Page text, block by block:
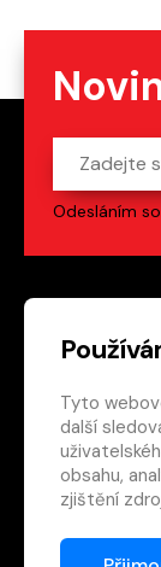
Tyto
další
obsahu,
zjištění
Odesláním
Patička
Vedlejší
Ochrana
Nastavení
E-shop